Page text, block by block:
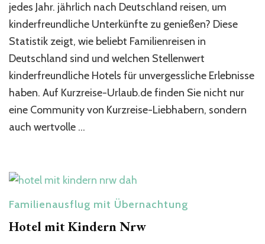
Deutschland
tolle
Familienhotels
jedes Jahr. jährlich nach Deutschland reisen, um
kinderfreundliche Unterkünfte zu genießen? Diese
Statistik zeigt, wie beliebt Familienreisen in
Deutschland sind und welchen Stellenwert
kinderfreundliche Hotels für unvergessliche Erlebnisse
haben. Auf Kurzreise-Urlaub.de finden Sie nicht nur
eine Community von Kurzreise-Liebhabern, sondern
auch wertvolle …
Familienausflug mit Übernachtung
Hotel mit Kindern Nrw​